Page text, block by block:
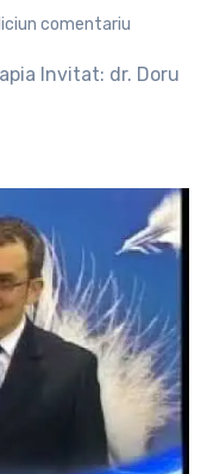
comentariu